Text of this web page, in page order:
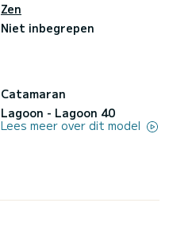
Zen
Niet inbegrepen
Catamaran
Lagoon - Lagoon 40
Lees meer over dit model